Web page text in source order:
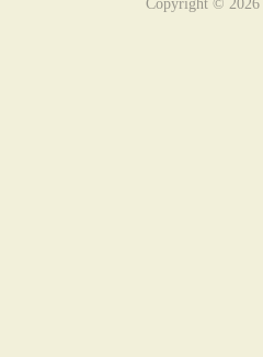
Copyright © 2026